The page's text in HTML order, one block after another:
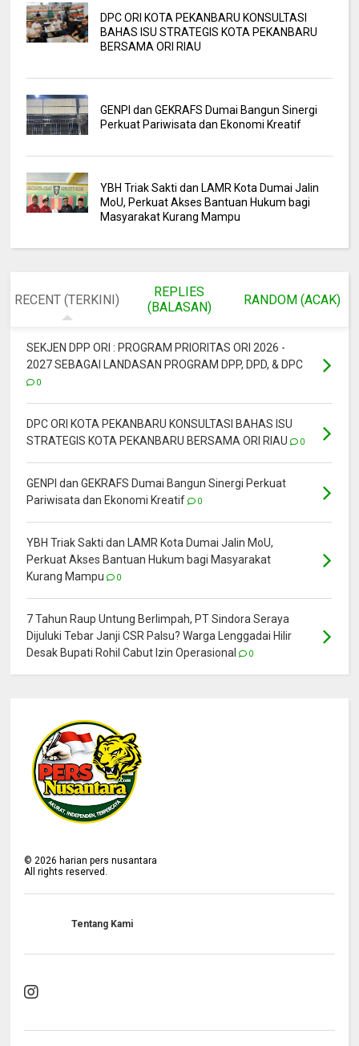
DPC ORI KOTA PEKANBARU KONSULTASI
BAHAS ISU STRATEGIS KOTA PEKANBARU
BERSAMA ORI RIAU
GENPI dan GEKRAFS Dumai Bangun Sinergi
Perkuat Pariwisata dan Ekonomi Kreatif
YBH Triak Sakti dan LAMR Kota Dumai Jalin
MoU, Perkuat Akses Bantuan Hukum bagi
Masyarakat Kurang Mampu
RECENT (TERKINI)
REPLIES
(BALASAN)
RANDOM (ACAK)
SEKJEN DPP ORI : PROGRAM PRIORITAS ORI 2026 -
2027 SEBAGAI LANDASAN PROGRAM DPP, DPD, & DPC
0
DPC ORI KOTA PEKANBARU KONSULTASI BAHAS ISU
STRATEGIS KOTA PEKANBARU BERSAMA ORI RIAU
0
GENPI dan GEKRAFS Dumai Bangun Sinergi Perkuat
Pariwisata dan Ekonomi Kreatif
0
YBH Triak Sakti dan LAMR Kota Dumai Jalin MoU,
Perkuat Akses Bantuan Hukum bagi Masyarakat
Kurang Mampu
0
7 Tahun Raup Untung Berlimpah, PT Sindora Seraya
Dijuluki Tebar Janji CSR Palsu? Warga Lenggadai Hilir
Desak Bupati Rohil Cabut Izin Operasional
0
©2026 harian pers nusantara
All rights reserved.
Tentang Kami